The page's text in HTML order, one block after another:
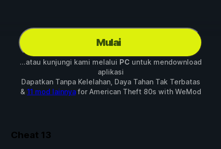
Mulai
...atau kunjungi kami melalui PC untuk mendownload
aplikasi
Dapatkan Tanpa Kelelahan, Daya Tahan Tak Terbatas
& 11 mod lainnyafor American Theft 80s with WeMod
Cheat 13